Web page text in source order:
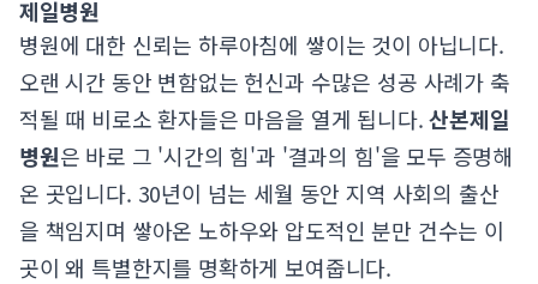
제일병원
병원에 대한 신뢰는 하루아침에 쌓이는 것이 아닙니다.
오랜 시간 동안 변함없는 헌신과 수많은 성공 사례가 축
적될 때 비로소 환자들은 마음을 열게 됩니다.산본제일
병원은 바로 그 '시간의 힘'과 '결과의 힘'을 모두 증명해
온 곳입니다. 30년이 넘는 세월 동안 지역 사회의 출산
을 책임지며 쌓아온 노하우와 압도적인 분만 건수는 이
곳이 왜 특별한지를 명확하게 보여줍니다.